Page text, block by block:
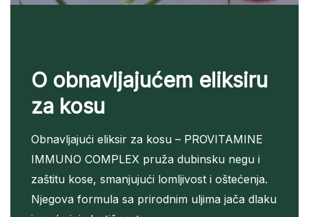
O obnavljajućem eliksiru
za kosu
Obnavljajući eliksir za kosu – PROVITAMINE
IMMUNO COMPLEX pruža dubinsku negu i
zaštitu kose, smanjujući lomljivost i oštećenja.
Njegova formula sa prirodnim uljima jača dlaku